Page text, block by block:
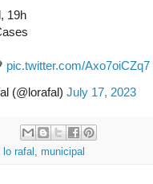
19h
pic.twitter.com/Axo7oiCZq7
(@lorafal) July 17, 2023
lo rafal , municipal